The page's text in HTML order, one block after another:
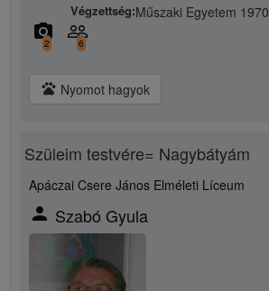
Végzettség:Műszaki Egyetem 1970
camera_alt
2
people_outline
6
pets Nyomot hagyok
Szüleim testvére= Nagybátyám
Apáczai Csere János Elméleti Líceum
person Szabó Gyula